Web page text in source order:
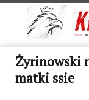
Żyrinowski
matki ssie